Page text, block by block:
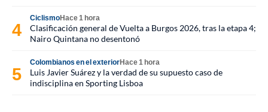
CiclismoHace 1 hora
Clasificación general de Vuelta a Burgos 2026, tras la etapa 4;
Nairo Quintana no desentonó
Colombianos en el exteriorHace 1 hora
Luis Javier Suárez y la verdad de su supuesto caso de
indisciplina en Sporting Lisboa